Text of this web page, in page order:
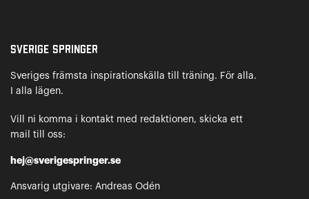
Sverige Springer
Sveriges främsta inspirationskälla till träning. För alla.
I alla lägen.
Vill ni komma i kontakt med redaktionen, skicka ett
mail till oss:
hej@sverigespringer.se
Ansvarig utgivare: Andreas Odén